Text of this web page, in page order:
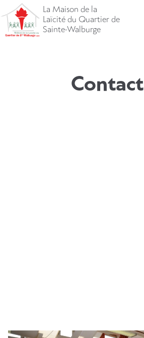
directement
vers
La Maison de la
Laïcité du Quartier de
Sainte-Walburge
Contact